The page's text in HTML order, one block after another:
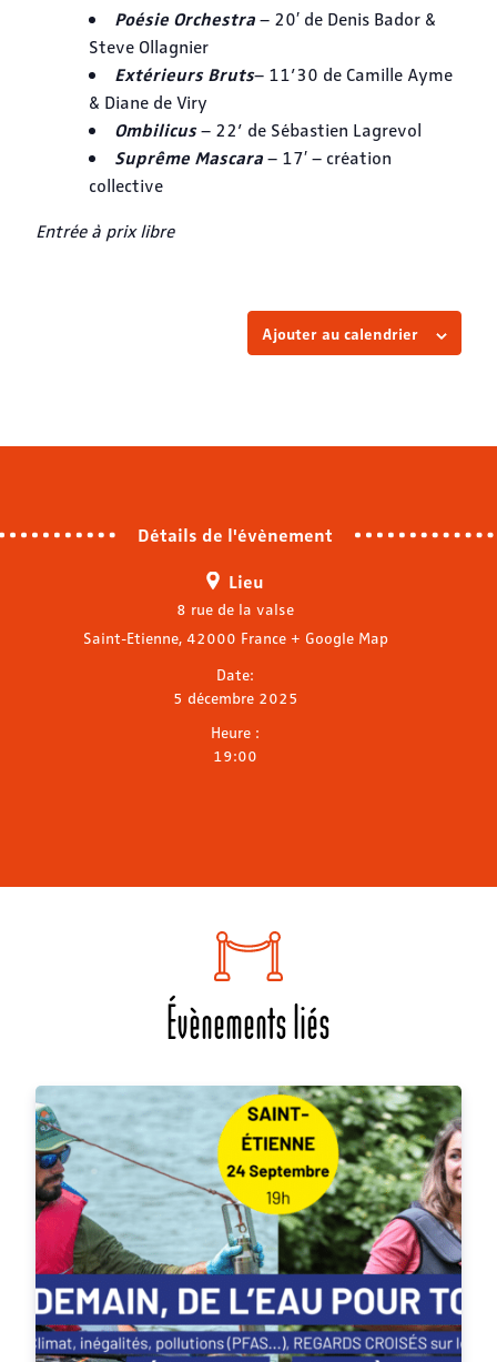
Poésie Orchestra– 20′ de Denis Bador &
Steve Ollagnier
Extérieurs Bruts– 11’30 de Camille Ayme
& Diane de Viry
Ombilicus– 22’ de Sébastien Lagrevol
Suprême Mascara– 17′ – création
collective
Entrée à prix libre
Ajouter au calendrier
Détails de l'évènement
Lieu
8 rue de la valse
Saint-Etienne, 42000 France + Google Map
Date:
5 décembre 2025
Heure :
19:00
Évènements liés